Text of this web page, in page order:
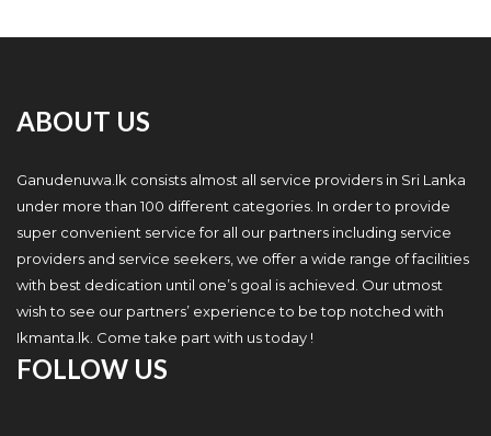
ABOUT US
Ganudenuwa.lk consists almost all service providers in Sri Lanka
under more than 100 different categories. In order to provide
super convenient service for all our partners including service
providers and service seekers, we offer a wide range of facilities
with best dedication until one’s goal is achieved. Our utmost
wish to see our partners’ experience to be top notched with
Ikmanta.lk. Come take part with us today !
FOLLOW US